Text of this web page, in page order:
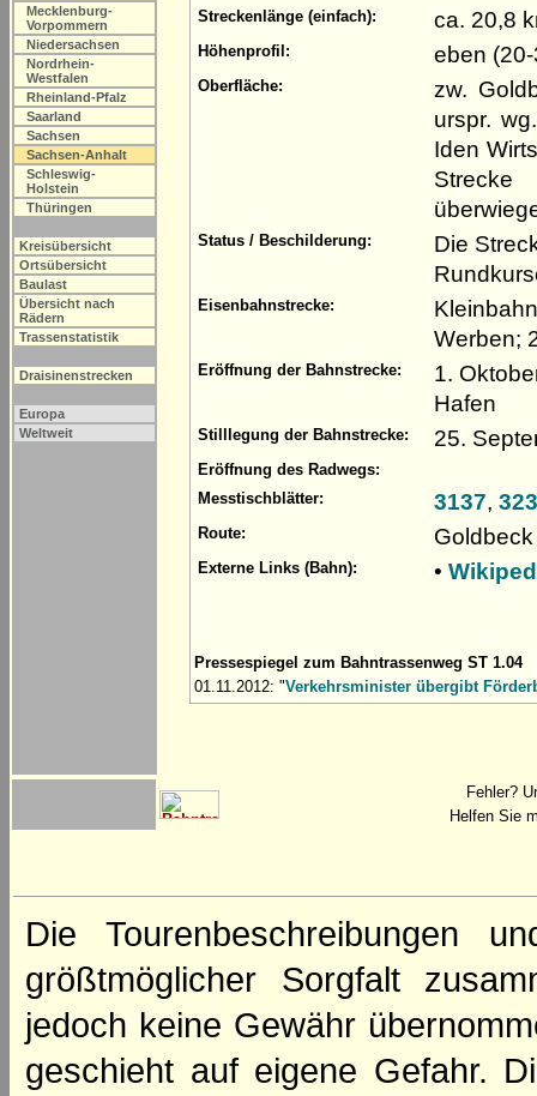
Mecklenburg-
Vorpommern
Niedersachsen
Nordrhein-
Westfalen
Rheinland-Pfalz
Saarland
Sachsen
Sachsen-Anhalt
Schleswig-
Holstein
Thüringen
Kreisübersicht
Ortsübersicht
Baulast
Übersicht nach
Rädern
Trassenstatistik
Draisinenstrecken
Europa
Weltweit
Streckenlänge (einfach): ca. 20,8
Höhenprofil: eben
Oberfläche:
zw.
urspr.
Iden
Strecke
Status / Beschilderung:
Die
Eisenbahnstrecke:
Werben;
Eröffnung der Bahnstrecke:
1.
Hafen
Stilllegung der Bahnstrecke: 25.
Eröffnung des Radwegs:
Messtischblätter:
3137,
Route:
Externe Links (Bahn): •
Pressespiegel zum Bahntrassenweg ST 1.04
01.11.2012: "Verkehrsminister übergibt
Fehler?
Helfen Sie
Die Tourenbeschreibungen
größtmöglicher Sorgfalt
jedoch keine Gewähr
geschieht auf eigene Gefahr.